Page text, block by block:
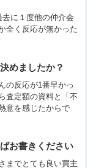
に１度他の仲介会
全く反応が無かった
めましたか？
の反応が1番早かっ
査定額の資料と「不
意を感じたからで
お書きください
までとても良い買主